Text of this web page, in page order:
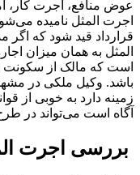
عوض منافع، اجرت کار،
اجرت المثل نامیده
قرارداد قید شود که اگر
المثل به همان میزان
است که مالک از
باشد. وکیل ملکی در
زمینه دارد به خوبی از
آگاه است می‌تواند در
بررسی اجرت